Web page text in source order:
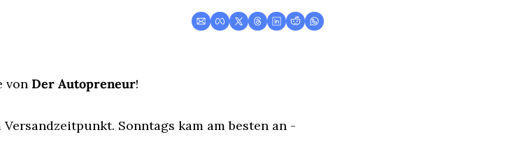
von Der Autopreneur!
Sonntags kam am besten an -